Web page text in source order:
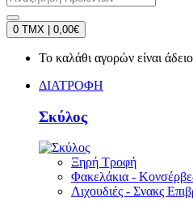
0 TMX | 0,00€
Το καλάθι αγορών είναι
ΔΙΑΤΡΟΦΗ
Σκύλος
Ξηρή Τροφή
Φακελάκια -
Λιχουδιές - Σνακς